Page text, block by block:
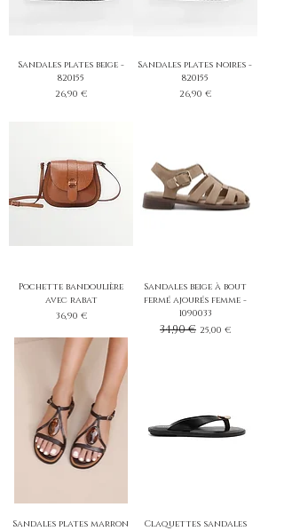
Sandales plates beige -
820155
Prix
26,90 €
Sandales plates noires -
820155
Prix
26,90 €
Pochette bandoulière
avec rabat
Prix
36,90 €
Sandales beige à bout
fermé ajourés femme -
1090033
Prix original
34,90 € Prix promotionnel
25,00 €
Sandales plates marron
Claquettes sandales